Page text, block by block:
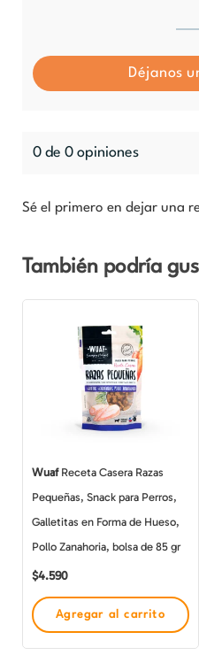
Déjanos
0 de 0 opiniones
Sé el primero en dejar una
También podría
WuafReceta Casera Razas
Pequeñas, Snack para Perros,
Galletitas en Forma de Hueso,
Pollo Zanahoria, bolsa de 85 gr
$4.590
Agregar al carrito